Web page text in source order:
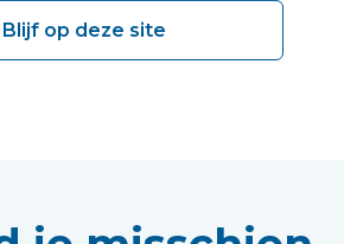
Blijf op deze site